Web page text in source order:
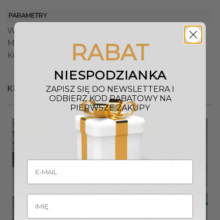
PARAMETRY
Wymiary: 8.5x9x7 cm
Materiał: metal
Kolor: srebrny
KLIENCI OGLĄDALI RÓWNIEŻ
Wyprzedany
RABAT
NIESPODZIANKA
ZAPISZ SIĘ DO NEWSLETTERA I
ODBIERZ KOD RABATOWY NA
PIERWSZE ZAKUPY